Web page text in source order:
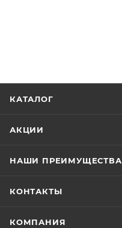
КАТАЛОГ
АКЦИИ
НАШИ ПРЕИМУЩЕСТВА
КОНТАКТЫ
КОМПАНИЯ